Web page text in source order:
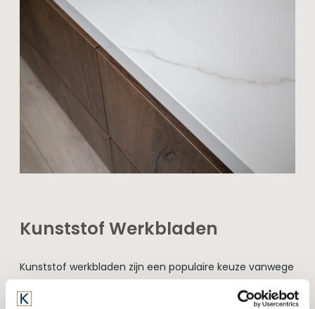
Kunststof Werkbladen
Kunststof werkbladen zijn een populaire keuze vanwege
hun veelzijdigheid en betaalbaarheid. Ze bestaan uit
meerdere lagen hars die samengeperst worden tot een